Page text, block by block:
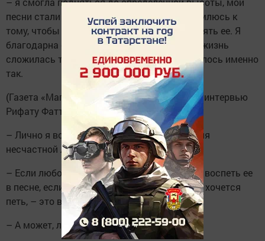
песни стали близки людям, и теперь я стремлюсь к
тому, чтобы сохранить эту высоту, не потерять ее. Я
благодарна судьбе, моему народу, что моя жизнь
сложилась таким образом, что все повернулось именно
так.
(Газета «Магрифат», 1993 год, 4 декабря, из интервью
Рифату Фаттахову)
– Лично я воспринимаю вас как воспевателя
несчастной любви. Вы с этим согласны?
– Если любовь случилась такая, что можно воспеть ее
в песне, если она погружает в печаль, тоску, хочется
петь, – это ведь само по себе счастье.
– А может, любовь вообще не существует?